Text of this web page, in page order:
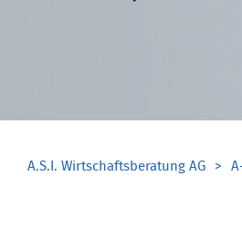
A.S.I. Wirtschaftsberatung AG